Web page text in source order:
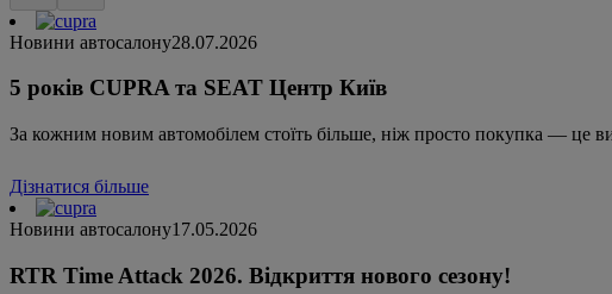
Новини автосалону28.07.2026
5 років CUPRA та SEAT Центр Київ
За кожним новим автомобілем стоїть більше, ніж просто покупка — це
Дізнатися більше
Новини автосалону17.05.2026
RTR Time Attack 2026. Відкриття нового сезону!